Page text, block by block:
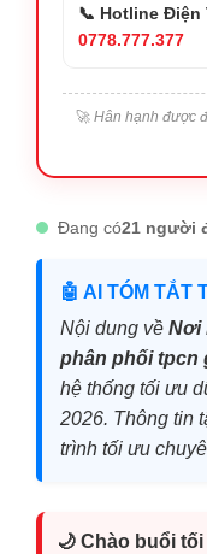
📞 Hotline Điện
0778.777.377
🚀 Hân hạnh được
Đang có21 người
🤖 AI TÓM TẮT
Nội dung về Nơi
phân phối tpcn
hệ thống tối ưu
2026. Thông tin
trình tối ưu
🌙 Chào buổi